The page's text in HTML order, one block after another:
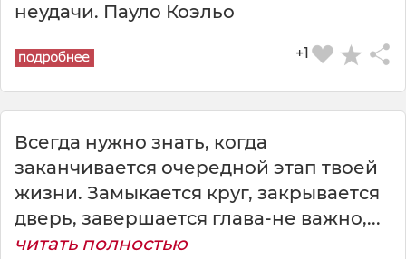
неудачи. Пауло Коэльо
+1
Всегда нужно знать, когда
заканчивается очередной этап твоей
жизни. Замыкается круг, закрывается
дверь, завершается глава-не важно,...
читать полностью